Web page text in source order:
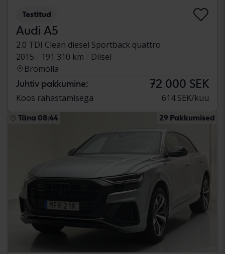
Testitud
Audi A5
2.0 TDI Clean diesel Sportback quattro
2015
191 310 km
Diisel
Bromölla
Juhtiv pakkumine: 72 000 SEK
Koos rahastamisega 614 SEK/kuu
Täna 08:44 29 Pakkumised